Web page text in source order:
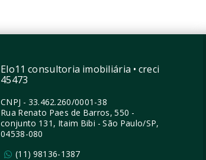
Elo11 consultoria imobiliária • creci
45473
CNPJ - 33.462.260/0001-38
Rua Renato Paes de Barros, 550 -
conjunto 131, Itaim Bibi - São Paulo/SP,
04538-080
(11) 98136-1387